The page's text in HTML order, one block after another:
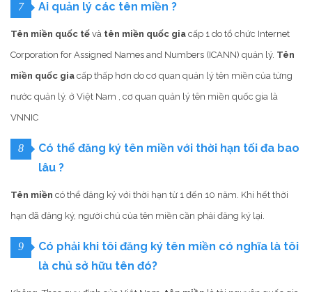
7 Ai quản lý các tên miền ?
Tên miền quốc tế và tên miền quốc gia cấp 1 do tổ chức Internet
Corporation for Assigned Names and Numbers (ICANN) quản lý. Tên
miền quốc gia cấp thấp hơn do cơ quan quản lý tên miền của từng
nước quản lý. ở Việt Nam , cơ quan quản lý tên miền quốc gia là
VNNIC
8
Có thể đăng ký tên miền với thời hạn tối đa bao
lâu ?
Tên miền có thể đăng ký với thời hạn từ 1 đến 10 năm. Khi hết thời
hạn đã đăng ký, người chủ của tên miền cần phải đăng ký lại.
9
Có phải khi tôi đăng ký tên miền có nghĩa là tôi
là chủ sở hữu tên đó?